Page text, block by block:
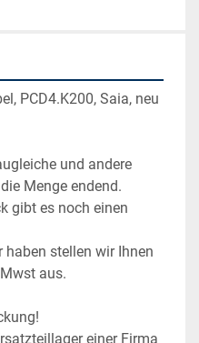
PCD4.K200, Saia, neu
und andere
Menge endend.
gibt es noch einen
haben stellen wir Ihnen
aus.
einer Firma